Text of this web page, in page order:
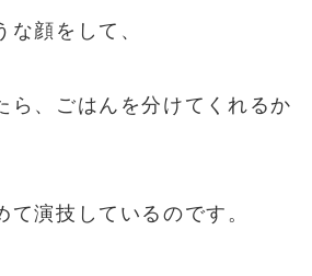
な顔をして、
ら、ごはんを分けてくれるか
て演技しているのです。